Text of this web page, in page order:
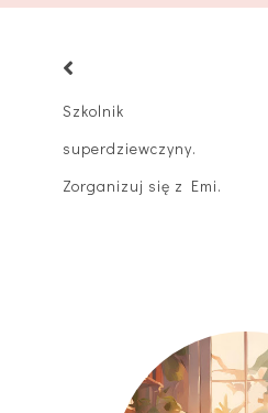
Szkolnik
superdziewczyny.
Zorganizuj się z Emi.